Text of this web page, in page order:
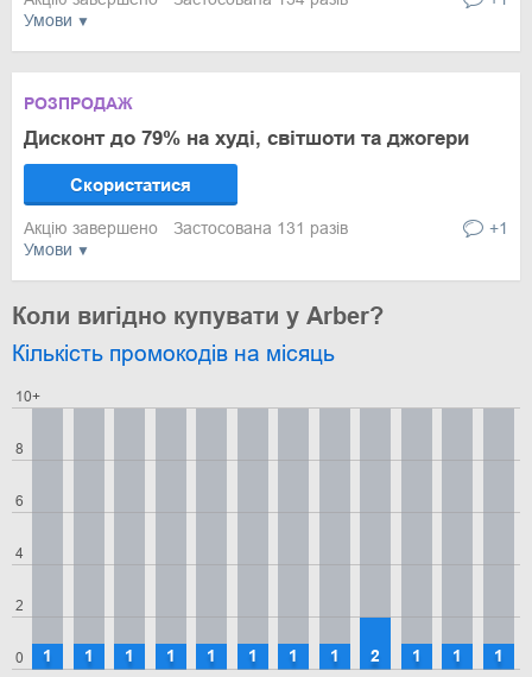
Умови
Умови
РОЗПРОДАЖ
Дисконт до 79% на худі, світшоти та джогери
Скористатися
Акцію завершено Застосована 131 разів +1
Коли вигідно купувати у Arber?
Кількість промокодів на місяць
0
2
4
6
8
10+
1 1 1 1 1 1 1 1 2 1 1 1